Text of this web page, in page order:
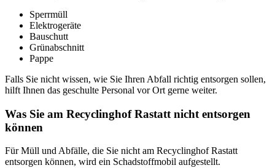
Sperrmüll
Elektrogeräte
Bauschutt
Grünabschnitt
Pappe
Falls Sie nicht wissen, wie Sie Ihren Abfall richtig entsorgen sollen,
hilft Ihnen das geschulte Personal vor Ort gerne weiter.
Was Sie am Recyclinghof Rastatt nicht entsorgen
können
Für Müll und Abfälle, die Sie nicht am Recyclinghof Rastatt
entsorgen können, wird ein Schadstoffmobil aufgestellt.